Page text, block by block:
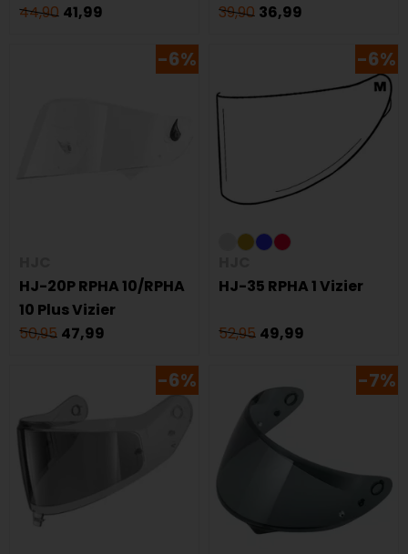
44,90 41,99
39,90 36,99
-6%
HJ-20P RPHA 10/RPHA
10 Plus Vizier
50,95 47,99
-6%
HJ-35 RPHA 1 Vizier
52,95 49,99
-6% -7%